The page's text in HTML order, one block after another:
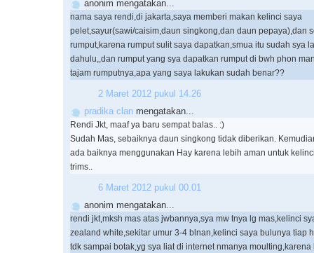
anonim mengatakan...
nama saya rendi,di jakarta,saya memberi makan kelinci saya
pelet,sayur(sawi/caisim,daun singkong,dan daun pepaya),dan
rumput,karena rumput sulit saya dapatkan,smua itu sudah sya
dahulu,,dan rumput yang sya dapatkan rumput di bwh phon
tajam rumputnya,apa yang saya lakukan sudah benar??
2 Maret 2012 pukul 14.26
pradika clan mengatakan...
Rendi Jkt, maaf ya baru sempat balas.. :)
Sudah Mas, sebaiknya daun singkong tidak diberikan.
ada baiknya menggunakan Hay karena lebih aman untuk
trims..
6 Maret 2012 pukul 00.01
anonim mengatakan...
rendi jkt,mksh mas atas jwbannya,sya mw tnya lg mas,kelinci
zealand white,sekitar umur 3-4 blnan,kelinci saya bulunya tiap
tdk sampai botak,yg sya liat di internet nmanya moulting,karena